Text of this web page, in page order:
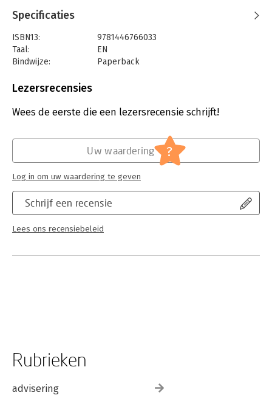
Specificaties
ISBN13:
9781446766033
Taal:
EN
Bindwijze:
Paperback
Uitgever:
Lezersrecensies
Wees de eerste die een lezersrecensie schrijft!
Schrijf een recensie
Lees ons recensiebeleid
Uw waardering ?
Log in om uw waardering te geven
Rubrieken
advisering